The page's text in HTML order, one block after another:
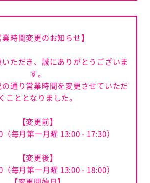
業時間変更のお知らせ】
ただき、誠にありがとうございま
す。
の通り営業時間を変更させていただ
くこととなりました。
【変更前】
毎月第一月曜 13:00 - 17:30）
【変更後】
毎月第一月曜 13:00 - 18:00）